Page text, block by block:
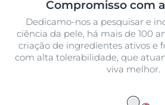
Compromisso com
Dedicamo-nos a pesquisar e
ciência da pele, há mais de 100
criação de ingredientes ativos e
com alta tolerabilidade, que
viva melhor.